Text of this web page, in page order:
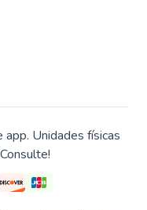
app. Unidades físicas